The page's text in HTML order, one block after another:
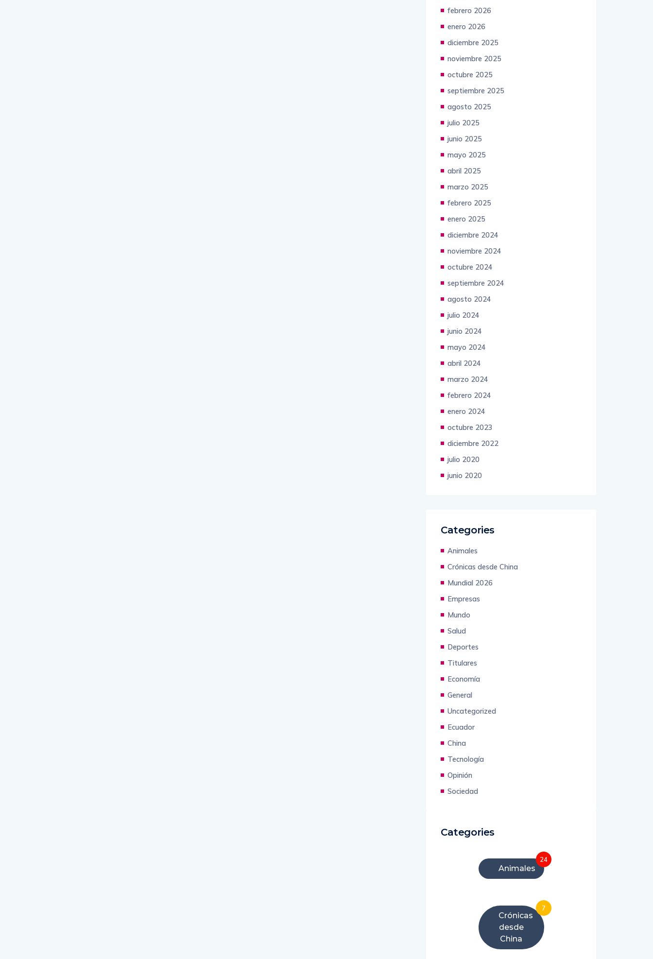
febrero 2026
enero 2026
diciembre 2025
noviembre 2025
octubre 2025
septiembre 2025
agosto 2025
julio 2025
junio 2025
mayo 2025
abril 2025
marzo 2025
febrero 2025
enero 2025
diciembre 2024
noviembre 2024
octubre 2024
septiembre 2024
agosto 2024
julio 2024
junio 2024
mayo 2024
abril 2024
marzo 2024
febrero 2024
enero 2024
octubre 2023
diciembre 2022
julio 2020
junio 2020
Categories
Animales
Crónicas desde China
Mundial 2026
Empresas
Mundo
Salud
Deportes
Titulares
Economía
General
Uncategorized
Ecuador
China
Tecnología
Opinión
Sociedad
Categories
Animales
24
Crónicas
desde
China
7